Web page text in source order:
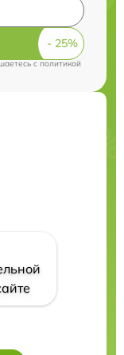
cполитикой